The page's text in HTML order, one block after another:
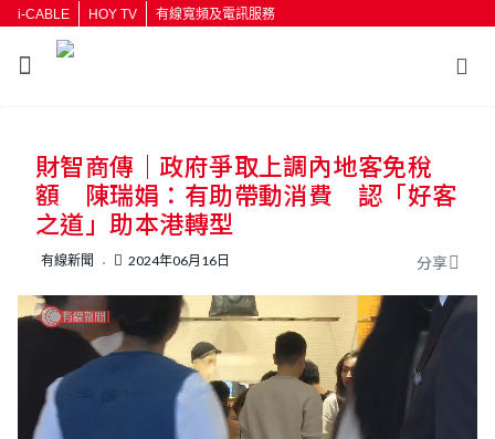
i-CABLE HOY TV 有線寬頻及電訊服務
按輸入鍵開始搜尋
財智商傳｜政府爭取上調內地客免稅
額 陳瑞娟：有助帶動消費 認「好客
之道」助本港轉型
有線新聞 2024年06月16日 分享